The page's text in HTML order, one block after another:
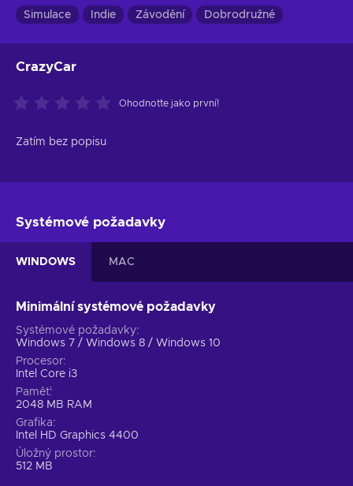
Simulace Indie Závodění Dobrodružné
CrazyCar
Ohodnoťte jako první!
Zatím bez popisu
Systémové požadavky
WINDOWS MAC
Minimální systémové požadavky
Systémové požadavky
Windows 7 / Windows 8 / Windows 10
Procesor
Intel Core i3
Paměť
2048 MB RAM
Grafika
Intel HD Graphics 4400
Úložný prostor
512 MB